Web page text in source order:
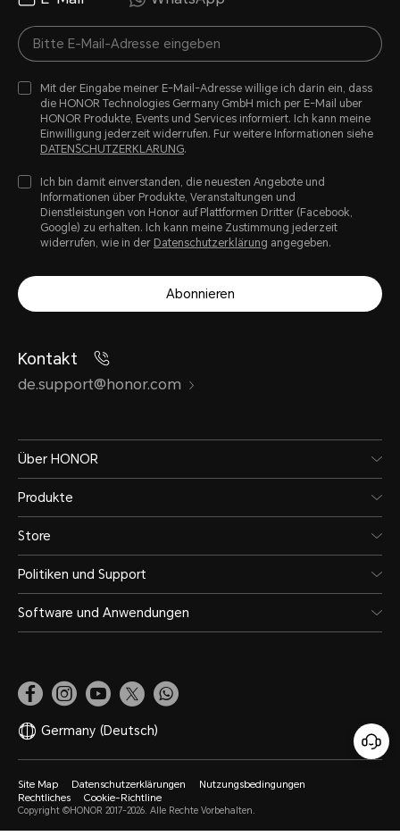
Mit der Eingabe meiner E-Mail-Adresse willige ich darin ein, dass
die HONOR Technologies Germany GmbH mich per E-Mail uber
HONOR Produkte, Events und Services informiert. Ich kann meine
Einwilligung jederzeit widerrufen. Fur weitere Informationen siehe
DATENSCHUTZERKLARUNG.
Ich bin damit einverstanden, die neuesten Angebote und
Informationen über Produkte, Veranstaltungen und
Dienstleistungen von Honor auf Plattformen Dritter (Facebook,
Google) zu erhalten. Ich kann meine Zustimmung jederzeit
widerrufen, wie in der Datenschutzerklärung angegeben.
Abonnieren
Kontakt
de.support@honor.com
Über HONOR
Produkte
Store
Politiken und Support
Software und Anwendungen
Germany (Deutsch)
Site Map Datenschutzerklärungen
Nutzungsbedingungen
Rechtliches
Cookie-Richtline
Copyright ©HONOR 2017-2026. Alle Rechte Vorbehalten.